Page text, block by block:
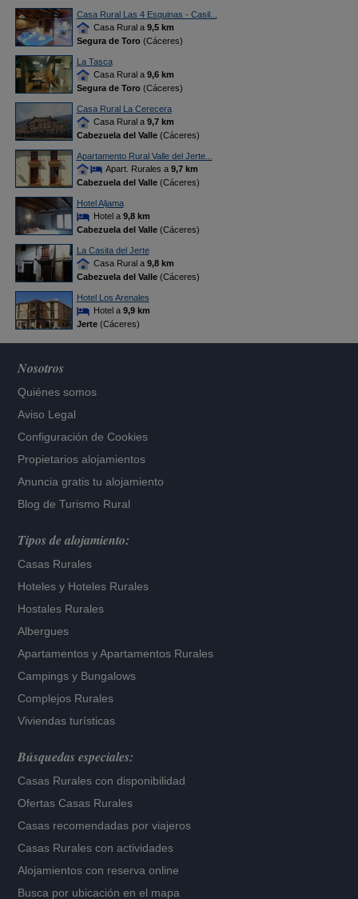
Casa Rural Las 4 Esquinas - Casil...
Casa Rural a 9,5 km
Segura de Toro(Cáceres)
La Tasca
Casa Rural a 9,6 km
Segura de Toro(Cáceres)
Casa Rural La Cerecera
Casa Rural a 9,7 km
Cabezuela del Valle(Cáceres)
Apartamento Rural Valle del Jerte...
Apart. Rurales a 9,7 km
Cabezuela del Valle(Cáceres)
Hotel Aljama
Hotel a 9,8 km
Cabezuela del Valle(Cáceres)
La Casita del Jerte
Casa Rural a 9,8 km
Cabezuela del Valle(Cáceres)
Hotel Los Arenales
Hotel a 9,9 km
Jerte(Cáceres)
Nosotros
Quiénes somos
Aviso Legal
Configuración de Cookies
Propietarios alojamientos
Anuncia gratis tu alojamiento
Blog de Turismo Rural
Tipos de alojamiento:
Casas Rurales
Hoteles y Hoteles Rurales
Hostales Rurales
Albergues
Apartamentos yApartamentos Rurales
Campings y Bungalows
Complejos Rurales
Viviendas turísticas
Búsquedas especiales:
Casas Rurales con disponibilidad
Ofertas Casas Rurales
Casas recomendadas por viajeros
Casas Rurales con actividades
Alojamientos con reserva online
Busca por ubicación en el mapa